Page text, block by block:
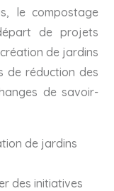
le compostage
de projets
de jardins
de réduction des
de savoir-
de jardins
des initiatives